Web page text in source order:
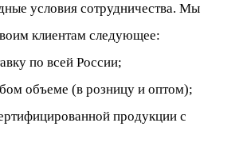
условия сотрудничества. Мы
клиентам следующее:
по всей России;
объеме (в розницу и оптом);
продукции с